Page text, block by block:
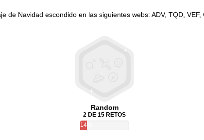
Navidad escondido en las siguientes webs: ADV, TQD, VEF,
Random
2 DE 15 RETOS
14%